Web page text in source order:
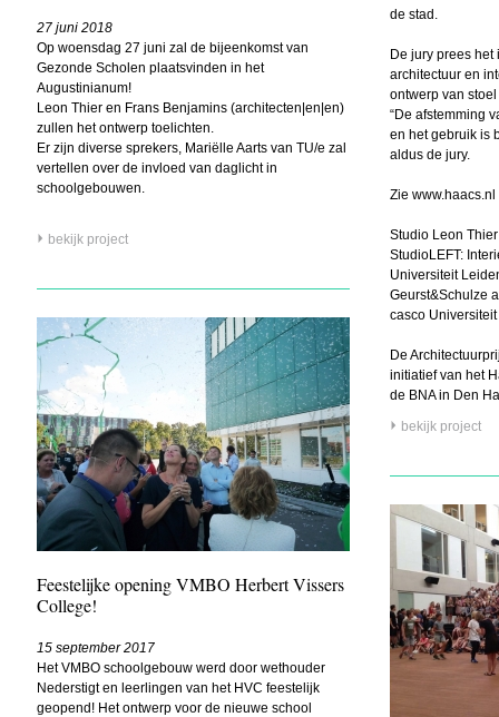
27 juni 2018
Op woensdag 27 juni zal de bijeenkomst van
Gezonde Scholen plaatsvinden in het
Augustinianum!
Leon Thier en Frans Benjamins (architecten|en|en)
zullen het ontwerp toelichten.
Er zijn diverse sprekers, Mariëlle Aarts van TU/e zal
vertellen over de invloed van daglicht in
schoolgebouwen.
bekijk project
Feestelijke opening VMBO Herbert Vissers
College!
15 september 2017
Het VMBO schoolgebouw werd door wethouder
Nederstigt en leerlingen van het HVC feestelijk
geopend! Het ontwerp voor de nieuwe school
de stad.
De jury prees
architectuur en
ontwerp van stoel
“De afstemming
en het gebruik is
aldus de jury.
Zie www.haacs.nl
Studio Leon
StudioLEFT:
Universiteit
Geurst&Schulze
casco Universiteit
De
initiatief van het
de BNA in Den
bekijk project